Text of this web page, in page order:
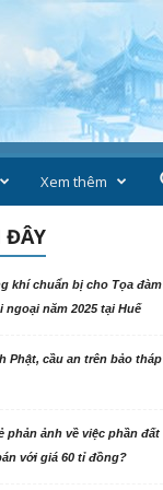
Xem thêm
ĐÂY
khí chuẩn bị cho Tọa đàm
năm 2025 tại Huế
Phật, cầu an trên bảo tháp
phản ảnh về việc phần đất
với giá 60 tỉ đồng?